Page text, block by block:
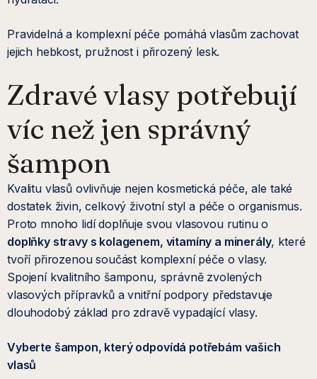
Pravidelná a komplexní péče pomáhá vlasům zachovat
jejich hebkost, pružnost i přirozený lesk.
Zdravé vlasy potřebují
víc než jen správný
šampon
Kvalitu vlasů ovlivňuje nejen kosmetická péče, ale také
dostatek živin, celkový životní styl a péče o organismus.
Proto mnoho lidí doplňuje svou vlasovou rutinu o
doplňky stravy s kolagenem, vitamíny a minerály, které
tvoří přirozenou součást komplexní péče o vlasy.
Spojení kvalitního šamponu, správně zvolených
vlasových přípravků a vnitřní podpory představuje
dlouhodobý základ pro zdravě vypadající vlasy.
Vyberte šampon, který odpovídá potřebám vašich
vlasů